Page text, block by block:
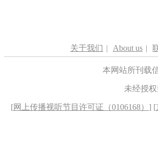
关于我们 | About us |
本网站所刊载
未经授
[网上传播视听节目许可证（0106168） ] [